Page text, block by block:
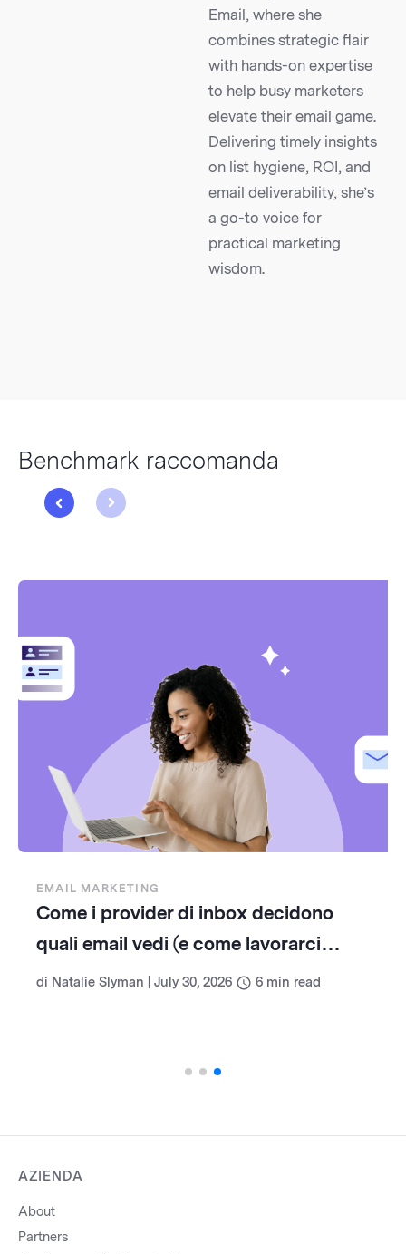
Email, where she
combines strategic flair
with hands-on expertise
to help busy marketers
elevate their email game.
Delivering timely insights
on list hygiene, ROI, and
email deliverability, she’s
a go-to voice for
practical marketing
wisdom.
Benchmark raccomanda
EMAIL MARKETING
Come i provider di inbox decidono
quali email vedi (e come lavorarci
insieme)
di Natalie Slyman July 30, 2026 6 min read
AZIENDA
About
Partners